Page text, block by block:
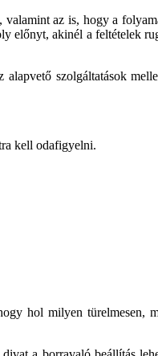
az is, hogy a
előnyt, akinél a feltételek
szolgáltatások
kell odafigyelni.
hol milyen türelmesen,